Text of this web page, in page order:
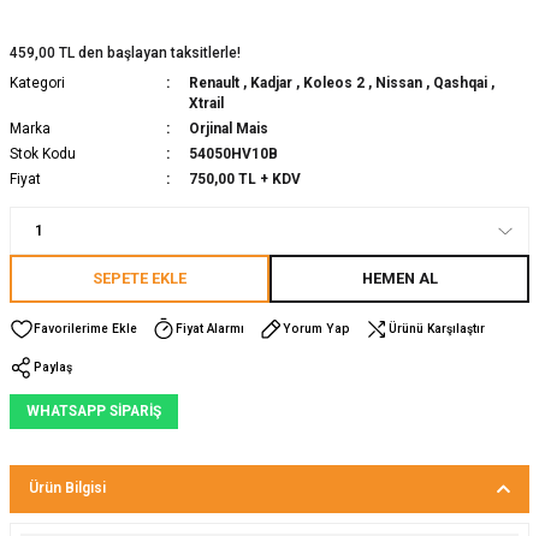
459,00 TL den başlayan taksitlerle!
Kategori
Renault , Kadjar , Koleos 2 , Nissan , Qashqai ,
Xtrail
Marka
Orjinal Mais
Stok Kodu
54050HV10B
Fiyat
750,00 TL + KDV
SEPETE EKLE HEMEN AL
Fiyat Alarmı Yorum Yap Ürünü Karşılaştır
Paylaş
WHATSAPP SİPARİŞ
Ürün Bilgisi